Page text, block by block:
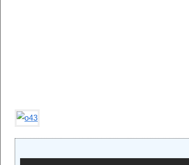
でやる隊はそれぞれどの位いるんだろうか特